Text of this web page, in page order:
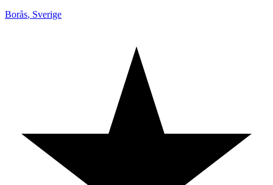
Borås, Sverige